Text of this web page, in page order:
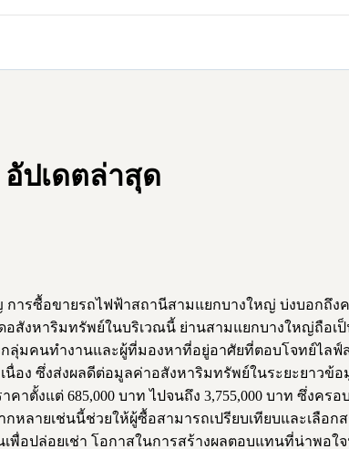
ปเดตล่าสุด
ารซื้อขายรถไฟฟ้าสถานีสามแยกบางใหญ่ บ่งบอกถึง
สังหาริมทรัพย์ในบริเวณนี้ ย่านสามแยกบางใหญ่ถือ
มคนทำงานและผู้ที่มองหาที่อยู่อาศัยที่ตอบโจทย์ไลฟ์
ง ซึ่งส่งผลดีต่อมูลค่าอสังหาริมทรัพย์ในระยะยาวข้อ
งแต่ 685,000 บาท ไปจนถึง 3,755,000 บาท ซึ่งคร
ายเช่นนี้ช่วยให้ผู้ซื้อสามารถเปรียบเทียบและเลือก
อปล่อยเช่า โอกาสในการสร้างผลตอบแทนที่น่าพอใ